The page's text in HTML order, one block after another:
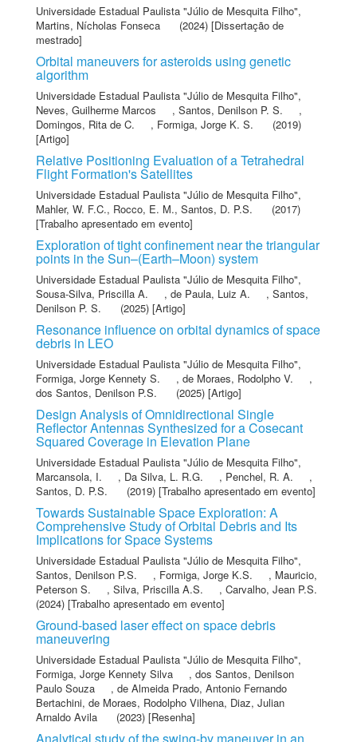
Universidade Estadual Paulista "Júlio de Mesquita Filho",
Martins, Nícholas Fonseca
(2024) [Dissertação de
mestrado]
Orbital maneuvers for asteroids using genetic
algorithm
Universidade Estadual Paulista "Júlio de Mesquita Filho",
Neves, Guilherme Marcos
, Santos, Denilson P. S.
,
Domingos, Rita de C.
, Formiga, Jorge K. S.
(2019)
[Artigo]
Relative Positioning Evaluation of a Tetrahedral
Flight Formation's Satellites
Universidade Estadual Paulista "Júlio de Mesquita Filho",
Mahler, W. F.C., Rocco, E. M., Santos, D. P.S.
(2017)
[Trabalho apresentado em evento]
Exploration of tight confinement near the triangular
points in the Sun–(Earth–Moon) system
Universidade Estadual Paulista "Júlio de Mesquita Filho",
Sousa-Silva, Priscilla A.
, de Paula, Luiz A. , Santos,
Denilson P. S.
(2025) [Artigo]
Resonance influence on orbital dynamics of space
debris in LEO
Universidade Estadual Paulista "Júlio de Mesquita Filho",
Formiga, Jorge Kennety S.
, de Moraes, Rodolpho V.
,
dos Santos, Denilson P.S.
(2025) [Artigo]
Design Analysis of Omnidirectional Single
Reflector Antennas Synthesized for a Cosecant
Squared Coverage in Elevation Plane
Universidade Estadual Paulista "Júlio de Mesquita Filho",
Marcansola, I.
, Da Silva, L. R.G. , Penchel, R. A.
,
Santos, D. P.S.
(2019) [Trabalho apresentado em evento]
Towards Sustainable Space Exploration: A
Comprehensive Study of Orbital Debris and Its
Implications for Space Systems
Universidade Estadual Paulista "Júlio de Mesquita Filho",
Santos, Denilson P.S.
, Formiga, Jorge K.S. , Mauricio,
Peterson S.
, Silva, Priscilla A.S. , Carvalho, Jean P.S.
(2024) [Trabalho apresentado em evento]
Ground-based laser effect on space debris
maneuvering
Universidade Estadual Paulista "Júlio de Mesquita Filho",
Formiga, Jorge Kennety Silva
, dos Santos, Denilson
Paulo Souza
, de Almeida Prado, Antonio Fernando
Bertachini, de Moraes, Rodolpho Vilhena, Diaz, Julian
Arnaldo Avila
(2023) [Resenha]